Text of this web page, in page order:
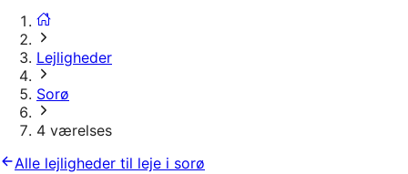
Lejligheder
Sorø
4 værelses
Alle lejligheder til leje i sorø